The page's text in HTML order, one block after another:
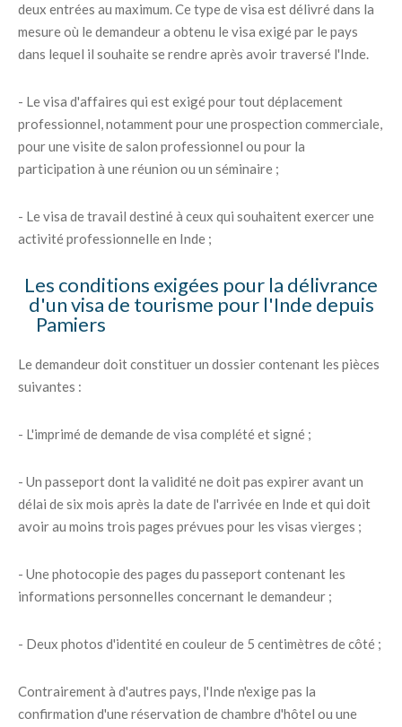
deux entrées au maximum. Ce type de visa est délivré dans la
mesure où le demandeur a obtenu le visa exigé par le pays
dans lequel il souhaite se rendre après avoir traversé l'Inde.
- Le visa d'affaires qui est exigé pour tout déplacement
professionnel, notamment pour une prospection commerciale,
pour une visite de salon professionnel ou pour la
participation à une réunion ou un séminaire ;
- Le visa de travail destiné à ceux qui souhaitent exercer une
activité professionnelle en Inde ;
Les conditions exigées pour la délivrance
d'un visa de tourisme pour l'Inde depuis
Pamiers
Le demandeur doit constituer un dossier contenant les pièces
suivantes :
- L'imprimé de demande de visa complété et signé ;
- Un passeport dont la validité ne doit pas expirer avant un
délai de six mois après la date de l'arrivée en Inde et qui doit
avoir au moins trois pages prévues pour les visas vierges ;
- Une photocopie des pages du passeport contenant les
informations personnelles concernant le demandeur ;
- Deux photos d'identité en couleur de 5 centimètres de côté ;
Contrairement à d'autres pays, l'Inde n'exige pas la
confirmation d'une réservation de chambre d'hôtel ou une